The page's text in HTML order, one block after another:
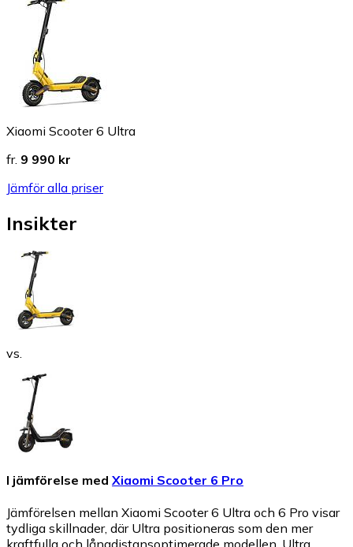
Xiaomi Scooter 6 Ultra
fr. 9 990 kr
Jämför alla priser
Insikter
vs.
I jämförelse med Xiaomi Scooter 6 Pro
Jämförelsen mellan Xiaomi Scooter 6 Ultra och 6 Pro visar
tydliga skillnader, där Ultra positioneras som den mer